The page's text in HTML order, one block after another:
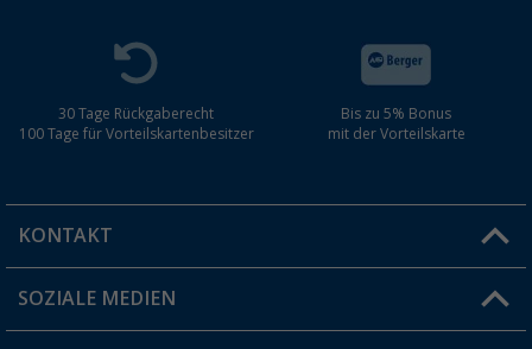
30 Tage Rückgaberecht
100 Tage für Vorteilskartenbesitzer
Bis zu 5% Bonus
mit der Vorteilskarte
KONTAKT
Du hast eine Frage?
SOZIALE MEDIEN